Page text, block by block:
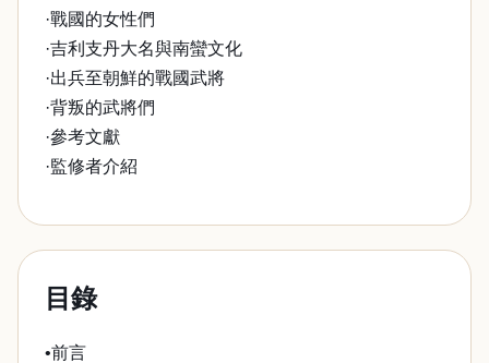
·戰國的女性們
·吉利支丹大名與南蠻文化
·出兵至朝鮮的戰國武將
·背叛的武將們
·參考文獻
·監修者介紹
目錄
•前言